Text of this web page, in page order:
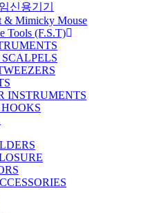
신용기기
& Mimicky Mouse
Tools (F.S.T)
INSTRUMENTS